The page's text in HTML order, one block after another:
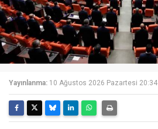
Yayınlanma: 10 Ağustos 2026 Pazartesi 20:34